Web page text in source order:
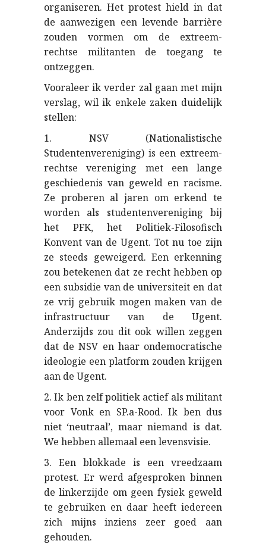
organiseren. Het protest hield in dat
de aanwezigen een levende barrière
zouden vormen om de extreem-
rechtse militanten de toegang te
ontzeggen.
Vooraleer ik verder zal gaan met mijn
verslag, wil ik enkele zaken duidelijk
stellen:
1. NSV (Nationalistische
Studentenvereniging) is een extreem-
rechtse vereniging met een lange
geschiedenis van geweld en racisme.
Ze proberen al jaren om erkend te
worden als studentenvereniging bij
het PFK, het Politiek-Filosofisch
Konvent van de Ugent. Tot nu toe zijn
ze steeds geweigerd. Een erkenning
zou betekenen dat ze recht hebben op
een subsidie van de universiteit en dat
ze vrij gebruik mogen maken van de
infrastructuur van de Ugent.
Anderzijds zou dit ook willen zeggen
dat de NSV en haar ondemocratische
ideologie een platform zouden krijgen
aan de Ugent.
2. Ik ben zelf politiek actief als militant
voor Vonk en SP.a-Rood. Ik ben dus
niet ‘neutraal’, maar niemand is dat.
We hebben allemaal een levensvisie.
3. Een blokkade is een vreedzaam
protest. Er werd afgesproken binnen
de linkerzijde om geen fysiek geweld
te gebruiken en daar heeft iedereen
zich mijns inziens zeer goed aan
gehouden.